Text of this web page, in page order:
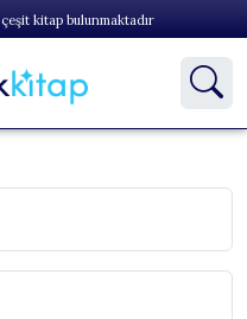
çeşit kitap bulunmaktadır